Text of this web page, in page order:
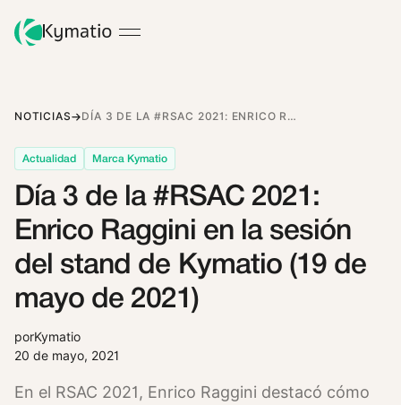
NOTICIAS DÍA 3 DE LA #RSAC 2021: ENRICO RAGGINI EN LA SESIÓN DEL STAND DE KYMATIO (19 DE MAYO DE 2021)
Actualidad Marca Kymatio
Día 3 de la #RSAC 2021:
Enrico Raggini en la sesión
del stand de Kymatio (19 de
mayo de 2021)
porKymatio
20 de mayo, 2021
En el RSAC 2021, Enrico Raggini destacó cómo